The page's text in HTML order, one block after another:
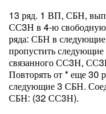
13 ряд. 1 ВП, СБН,
СС3Н в 4-ю свободную
ряда: СБН в
пропустить
связанного СС3Н,
Повторять от * еще 30
следующие 3 СБН.
СБН: (32 СС3Н).